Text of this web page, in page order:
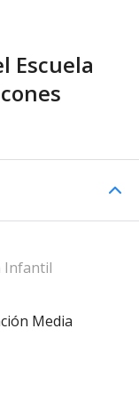
Escuela
Infantil
Media